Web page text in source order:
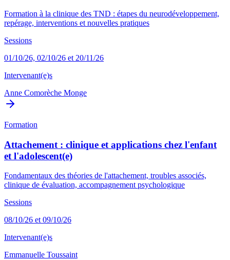
Formation à la clinique des TND : étapes du neurodéveloppement,
repérage, interventions et nouvelles pratiques
Sessions
01/10/26, 02/10/26 et 20/11/26
Intervenant(e)s
Anne Comorèche Monge
Formation
Attachement : clinique et applications chez l'enfant
et l'adolescent(e)
Fondamentaux des théories de l'attachement, troubles associés,
clinique de évaluation, accompagnement psychologique
Sessions
08/10/26 et 09/10/26
Intervenant(e)s
Emmanuelle Toussaint